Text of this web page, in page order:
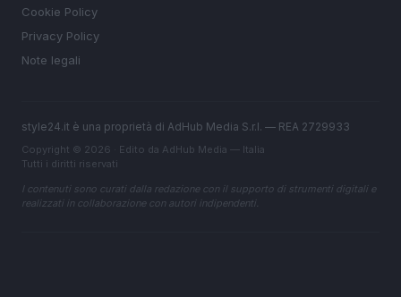
Cookie Policy
Privacy Policy
Note legali
style24.it è una proprietà di AdHub Media S.r.l. — REA 2729933
Copyright © 2026 · Edito da AdHub Media — Italia
Tutti i diritti riservati
I contenuti sono curati dalla redazione con il supporto di strumenti digitali e
realizzati in collaborazione con autori indipendenti.